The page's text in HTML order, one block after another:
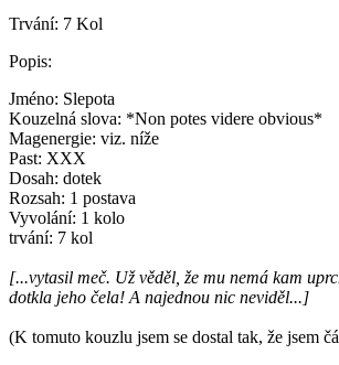
Trvání: 7 Kol
Popis:
Jméno: Slepota
Kouzelná slova: *Non potes videre obvious*
Magenergie: viz. níže
Past: XXX
Dosah: dotek
Rozsah: 1 postava
Vyvolání: 1 kolo
trvání: 7 kol
[...vytasil meč. Už věděl, že mu nemá kam
dotkla jeho čela! A najednou nic neviděl...]
(K tomuto kouzlu jsem se dostal tak, že jsem